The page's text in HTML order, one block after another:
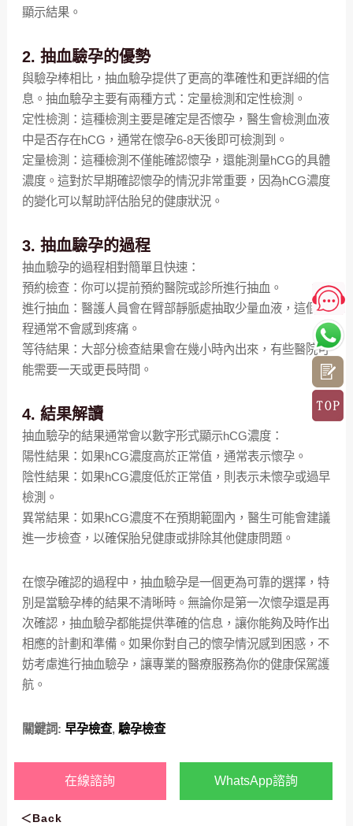
顯示結果。
2. 抽血驗孕的優勢
與驗孕棒相比，抽血驗孕提供了更高的準確性和更詳細的信
息。抽血驗孕主要有兩種方式：定量檢測和定性檢測。
定性檢測：這種檢測主要是確定是否懷孕，醫生會檢測血液
中是否存在hCG，通常在懷孕6-8天後即可檢測到。
定量檢測：這種檢測不僅能確認懷孕，還能測量hCG的具體
濃度。這對於早期確認懷孕的情況非常重要，因為hCG濃度
的變化可以幫助評估胎兒的健康狀況。
3. 抽血驗孕的過程
抽血驗孕的過程相對簡單且快速：
預約檢查：你可以提前預約醫院或診所進行抽血。
進行抽血：醫護人員會在臂部靜脈處抽取少量血液，這個過
程通常不會感到疼痛。
等待結果：大部分檢查結果會在幾小時內出來，有些醫院可
能需要一天或更長時間。
4. 結果解讀
抽血驗孕的結果通常會以數字形式顯示hCG濃度：
陽性結果：如果hCG濃度高於正常值，通常表示懷孕。
陰性結果：如果hCG濃度低於正常值，則表示未懷孕或過早
檢測。
異常結果：如果hCG濃度不在預期範圍內，醫生可能會建議
進一步檢查，以確保胎兒健康或排除其他健康問題。
在懷孕確認的過程中，抽血驗孕是一個更為可靠的選擇，特
別是當驗孕棒的結果不清晰時。無論你是第一次懷孕還是再
次確認，抽血驗孕都能提供準確的信息，讓你能夠及時作出
相應的計劃和準備。如果你對自己的懷孕情況感到困惑，不
妨考慮進行抽血驗孕，讓專業的醫療服務為你的健康保駕護
航。
關鍵詞: 早孕檢查, 驗孕檢查
在線諮詢 WhatsApp諮詢
＜Back